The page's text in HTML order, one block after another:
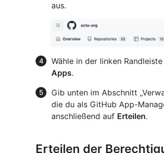
aus.
Wähle in der linken Randleiste
Apps.
Gib unten im Abschnitt
die du als GitHub App-
anschließend auf Erteilen.
Erteilen der